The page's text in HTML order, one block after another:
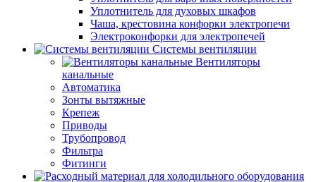
Уплотнитель для духовых шкафов
Чаша, крестовина конфорки электропечи
Электроконфорки для электропечей
Системы вентиляции
Вентиляторы
канальные
Автоматика
Зонты вытяжные
Крепеж
Приводы
Трубопровод
Фильтра
Фитинги